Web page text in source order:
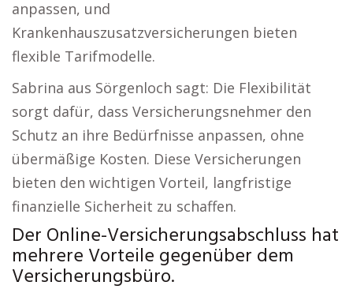
anpassen, und
Krankenhauszusatzversicherungen bieten
flexible Tarifmodelle.
Sabrina aus Sörgenloch sagt: Die Flexibilität
sorgt dafür, dass Versicherungsnehmer den
Schutz an ihre Bedürfnisse anpassen, ohne
übermäßige Kosten. Diese Versicherungen
bieten den wichtigen Vorteil, langfristige
finanzielle Sicherheit zu schaffen.
Der Online-Versicherungsabschluss hat
mehrere Vorteile gegenüber dem
Versicherungsbüro.